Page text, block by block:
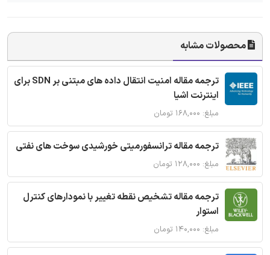
محصولات مشابه
ترجمه مقاله امنیت انتقال داده های مبتنی بر SDN برای
اینترنت اشیا
مبلغ: ۱۶۸,۰۰۰ تومان
ترجمه مقاله ترانسفورمیتی خورشیدی سوخت های نفتی
مبلغ: ۱۲۸,۰۰۰ تومان
ترجمه مقاله تشخیص نقطه تغییر با نمودارهای کنترل
استوار
مبلغ: ۱۴۰,۰۰۰ تومان